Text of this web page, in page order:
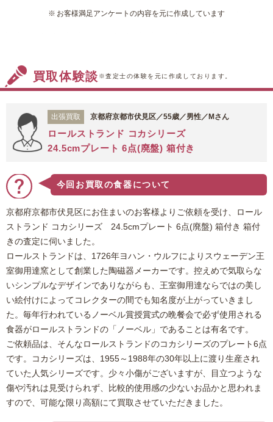
お客様満足アンケートの内容を元に作成しています
買取体験談 ※査定士の体験を元に作成しております。
出張買取 京都府京都市伏見区／55歳／男性／Mさん
ロールストランド コカシリーズ
24.5cmプレート 6点(廃盤) 箱付き
今回お買取の食器について
京都府京都市伏見区にお住まいのお客様よりご依頼を受け、ロール
ストランド コカシリーズ 24.5cmプレート 6点(廃盤) 箱付き 箱付
きの査定に伺いました。
ロールストランドは、1726年ヨハン・ウルフによりスウェーデン王
室御用達窯として創業した陶磁器メーカーです。控えめで気取らな
いシンプルなデザインでありながらも、王室御用達ならではの美し
い絵付けによってコレクターの間でも知名度が上がっていきまし
た。毎年行われているノーベル賞授賞式の晩餐会で必ず使用される
食器がロールストランドの「ノーベル」であることは有名です。
ご依頼品は、そんなロールストランドのコカシリーズのプレート6点
です。コカシリーズは、1955～1988年の30年以上に渡り生産され
ていた人気シリーズです。少々小傷がございますが、目立つような
傷や汚れは見受けられず、比較的使用感の少ないお品かと思われま
すので、可能な限り高額にて買取させていただきました。